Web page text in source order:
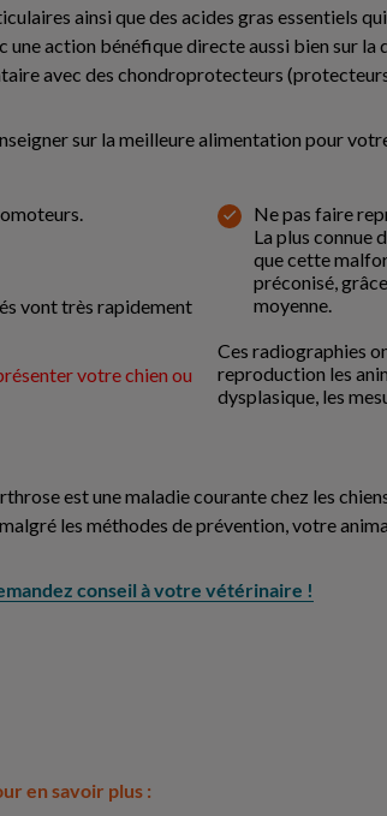
ainsi que des acides gras essentiels
action bénéfique directe aussi bien sur la
avec des chondroprotecteurs
sur la meilleure alimentation pour
vont très rapidement
votre chien ou
Ne pas faire
La plus connue
que cette
préconisé,
moyenne.
Ces radiographies
reproduction les
dysplasique, les
est une maladie courante chez les
les méthodes de prévention, votre
conseil à votre vétérinaire !
en savoir plus :